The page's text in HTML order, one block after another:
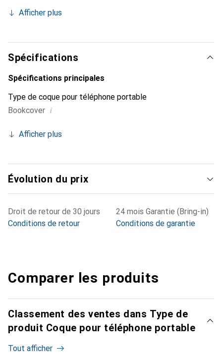
smartphone. La marque Noreve est internationalement
toujours un excellent choix pour le client exigeant.
Afficher plus
Spécifications
Spécifications principales
Type de coque pour téléphone portable
Bookcover i
Afficher plus
Évolution du prix
Droit de retour de 30 jours
Conditions de retour
24 mois Garantie (Bring-in)
Conditions de garantie
Comparer les produits
Classement des ventes dans Type de
produit Coque pour téléphone portable
Tout afficher